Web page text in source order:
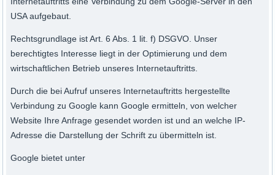
USA aufgebaut.
Rechtsgrundlage ist Art. 6 Abs. 1 lit. f) DSGVO. Unser
berechtigtes Interesse liegt in der Optimierung und dem
wirtschaftlichen Betrieb unseres Internetauftritts.
Durch die bei Aufruf unseres Internetauftritts hergestellte
Verbindung zu Google kann Google ermitteln, von welcher
Website Ihre Anfrage gesendet worden ist und an welche IP-
Adresse die Darstellung der Schrift zu übermitteln ist.
Google bietet unter